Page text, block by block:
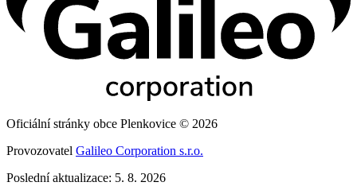
Oficiální stránky obce Plenkovice © 2026
Provozovatel Galileo Corporation s.r.o.
Poslední aktualizace: 5. 8. 2026